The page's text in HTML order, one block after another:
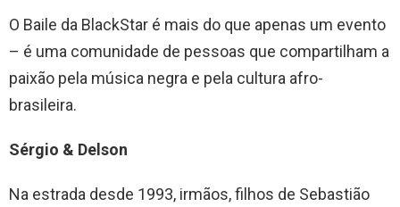
O Baile da BlackStar é mais do que apenas um evento
– é uma comunidade de pessoas que compartilham a
paixão pela música negra e pela cultura afro-
brasileira.
Sérgio & Delson
Na estrada desde 1993, irmãos, filhos de Sebastião